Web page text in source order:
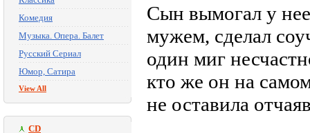
Комедия
Музыка. Опера. Балет
Русский Сериал
Юмор, Сатира
View All
CD
Сын вымогал у
мужем, сделал
один миг
кто же он на
не оставила